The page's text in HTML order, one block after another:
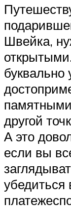
Швейка,
буквально
другой
А это
если вы
убедиться